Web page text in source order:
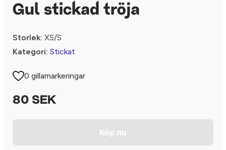
Gul stickad tröja
Storlek: XS/S
Kategori: Stickat
0 gillamarkeringar
80 SEK
Köp nu